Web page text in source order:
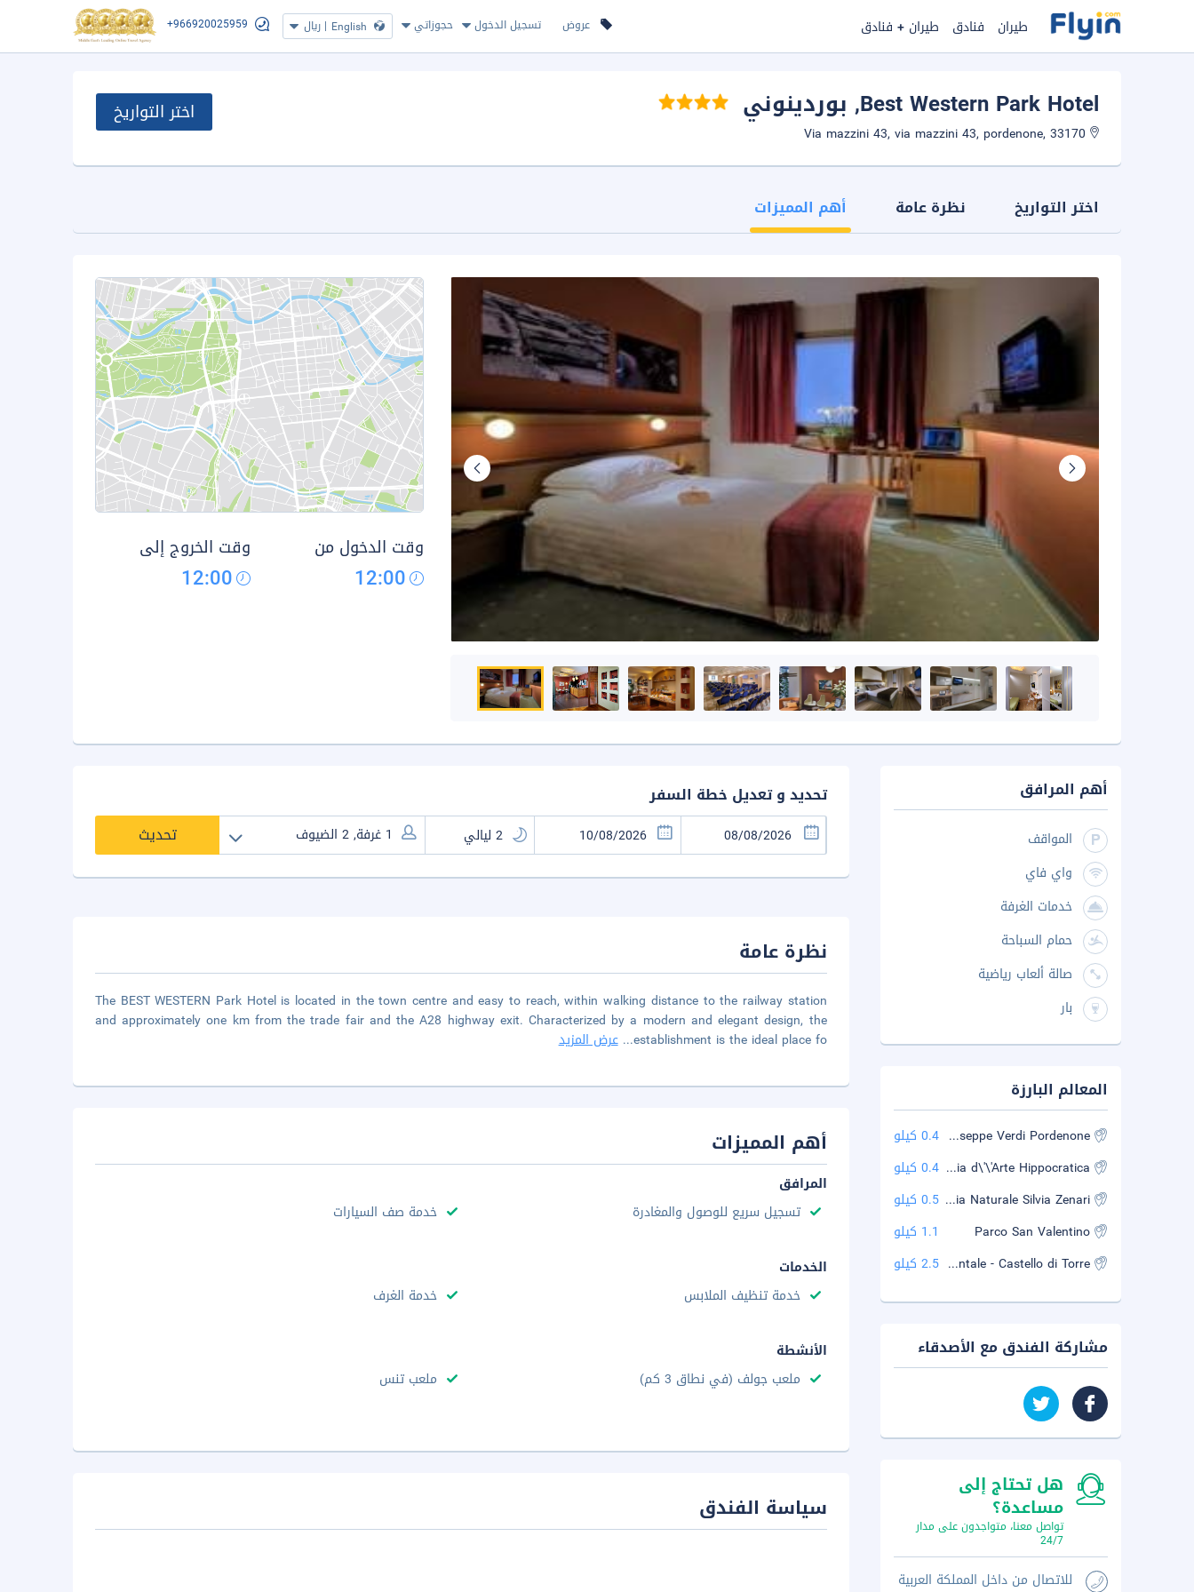
عروض تسجيل الدخول حجوزاتي English
| ريال +966920025959 طيران فنادق طيران + فنادق
Best Western Park Hotel, بوردينوني اختر التواريخ
اختر التواريخ نظرة عامة أهم المميزات
وقت الدخول من
12:00
وقت الخروج إلى
12:00
تحديد و تعديل خطة السفر
تحديث
نظرة عامة
The BEST WESTERN Park Hotel is located in the town centre and easy to reach, within walking distance to the railway station
and approximately one km from the trade fair and the A28 highway exit. Characterized by a modern and elegant design, the
establishment is the ideal place fo
...عرض المزيد
أهم المميزات
المرافق
تسجيل سريع للوصول والمغادرة
خدمة صف السيارات
الخدمات
خدمة تنظيف الملابس
خدمة الغرف
الأنشطة
ملعب جولف (في نطاق 3 كم)
ملعب تنس
سياسة الفندق
أهم المرافق
المواقف
واي فاي
خدمات الغرفة
حمام السباحة
صالة ألعاب رياضية
بار
المعالم البارزة
Teatro Comunale Giuseppe Verdi Pordenone 0.4 كيلو
Galleria d\'\'Arte Hippocratica 0.4 كيلو
Museo Civico di Storia Naturale Silvia Zenari 0.5 كيلو
Parco San Valentino
1.1 كيلو
Museo Archeologico del Friuli Occidentale - Castello di Torre 2.5 كيلو
مشاركة الفندق مع الأصدقاء
هل تحتاج إلى
مساعدة؟
تواصل معنا، متواجدون على مدار
24/7
للاتصال من داخل المملكة العربية